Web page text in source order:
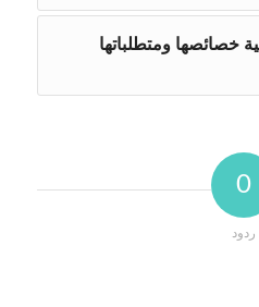
خصائصها ومتطلباتها
0
ردود